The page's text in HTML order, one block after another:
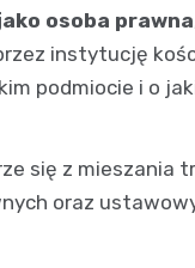
osoba prawna
instytucję
podmiocie i o
się z mieszania
oraz